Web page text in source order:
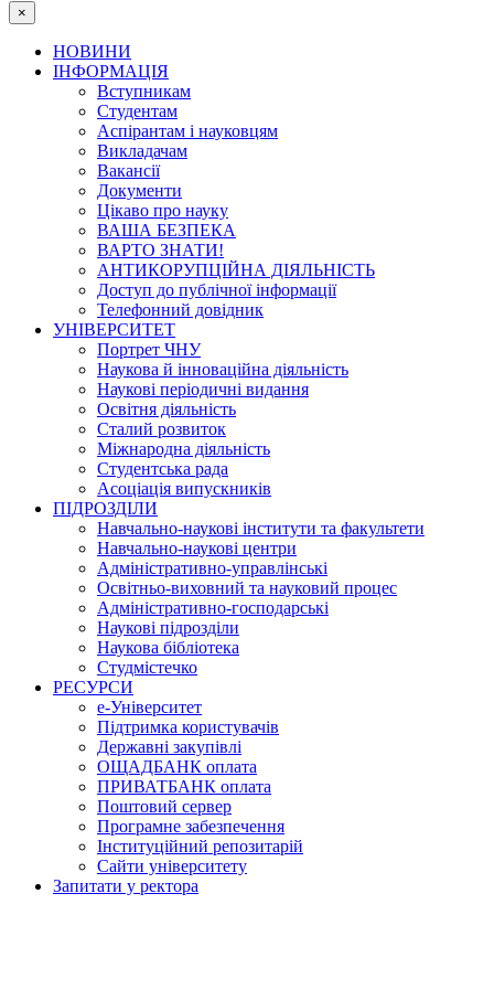
×
НОВИНИ
ІНФОРМАЦІЯ
Вступникам
Студентам
Аспірантам і науковцям
Викладачам
Вакансії
Документи
Цікаво про науку
ВАША БЕЗПЕКА
ВАРТО ЗНАТИ!
АНТИКОРУПЦІЙНА ДІЯЛЬНІСТЬ
Доступ до публічної інформації
Телефонний довідник
УНІВЕРСИТЕТ
Портрет ЧНУ
Наукова й інноваційна діяльність
Наукові періодичні видання
Освітня діяльність
Сталий розвиток
Міжнародна діяльність
Студентська рада
Асоціація випускників
ПІДРОЗДІЛИ
Навчально-наукові інститути та факультети
Навчально-наукові центри
Адміністративно-управлінські
Освітньо-виховний та науковий процес
Адміністративно-господарські
Наукові підрозділи
Наукова бібліотека
Студмістечко
РЕСУРСИ
е-Університет
Підтримка користувачів
Державні закупівлі
ОЩАДБАНК оплата
ПРИВАТБАНК оплата
Поштовий сервер
Програмне забезпечення
Інституційний репозитарій
Сайти університету
Запитати у ректора